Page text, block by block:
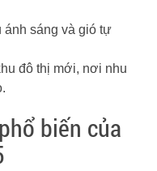
ánh sáng và gió tự
đô thị mới, nơi nhu
biến của